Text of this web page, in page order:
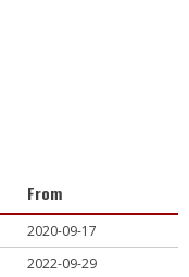
From
2020-09-17
2022-09-29